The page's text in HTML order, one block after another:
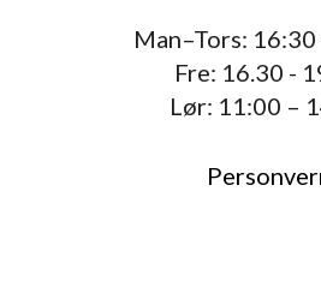
Man–Tors:
Fre: 16.30 -
Lør: 11:00 –